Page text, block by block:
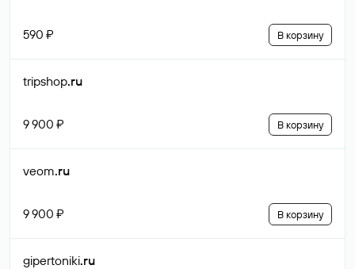
590 ₽ В корзину
tripshop.ru
9 900 ₽ В корзину
veom.ru
9 900 ₽ В корзину
gipertoniki.ru